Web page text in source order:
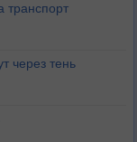
транспорт
через тень